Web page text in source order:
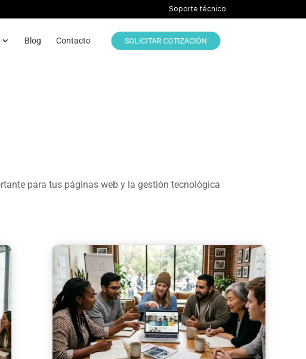
Soporte técnico
Blog Contacto SOLICITAR COTIZACIÓN
para tus páginas web y la gestión tecnológica